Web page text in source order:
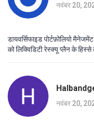
नवंबर 20,
डायवर्सिफाइड पोर्टफ़ोलियो
को लिक्विडिटी रेस्क्यू प्लैन के
नवंबर 20,